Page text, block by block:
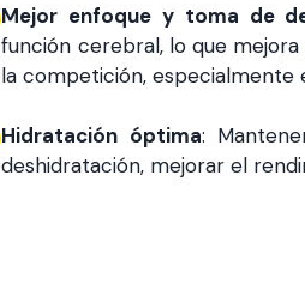
Mejor enfoque y toma de
función cerebral, lo que
la competición, especialmente
Hidratación óptima:
deshidratación, mejorar el